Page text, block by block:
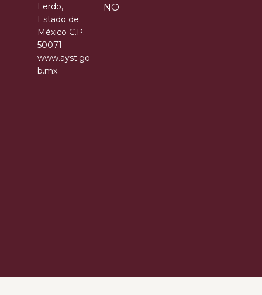
Lerdo,
Estado de
México C.P.
50071
www.ayst.go
b.mx
NO